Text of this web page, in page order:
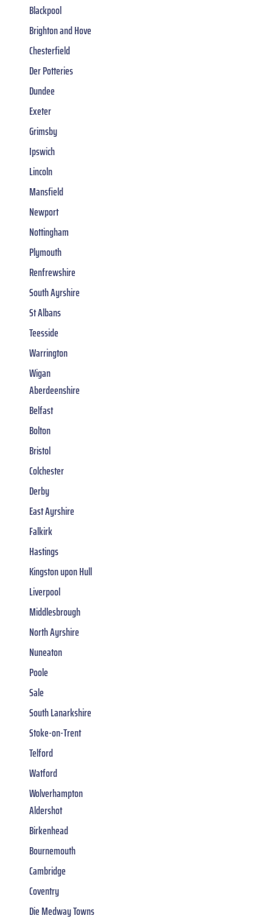
Blackpool
Brighton and Hove
Chesterfield
Der Potteries
Dundee
Exeter
Grimsby
Ipswich
Lincoln
Mansfield
Newport
Nottingham
Plymouth
Renfrewshire
South Ayrshire
St Albans
Teesside
Warrington
Wigan
Aberdeenshire
Belfast
Bolton
Bristol
Colchester
Derby
East Ayrshire
Falkirk
Hastings
Kingston upon Hull
Liverpool
Middlesbrough
North Ayrshire
Nuneaton
Poole
Sale
South Lanarkshire
Stoke-on-Trent
Telford
Watford
Wolverhampton
Aldershot
Birkenhead
Bournemouth
Cambridge
Coventry
Die Medway Towns